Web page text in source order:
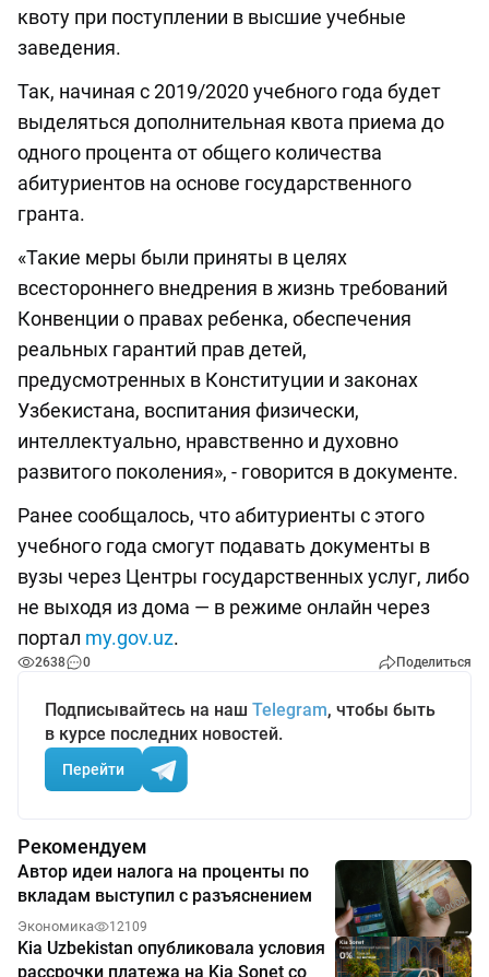
квоту при поступлении в высшие учебные
заведения.
Так, начиная с 2019/2020 учебного года будет
выделяться дополнительная квота приема до
одного процента от общего количества
абитуриентов на основе государственного
гранта.
«Такие меры были приняты в целях
всестороннего внедрения в жизнь требований
Конвенции о правах ребенка, обеспечения
реальных гарантий прав детей,
предусмотренных в Конституции и законах
Узбекистана, воспитания физически,
интеллектуально, нравственно и духовно
развитого поколения», - говорится в документе.
Ранее сообщалось, что абитуриенты с этого
учебного года смогут подавать документы в
вузы через Центры государственных услуг, либо
не выходя из дома — в режиме онлайн через
портал my.gov.uz.
2638 0 Поделиться
Подписывайтесь на наш Telegram, чтобы быть
в курсе последних новостей.
Перейти
Рекомендуем
Автор идеи налога на проценты по
вкладам выступил с разъяснением
Экономика 12109
Kia Uzbekistan опубликовала условия
рассрочки платежа на Kia Sonet со